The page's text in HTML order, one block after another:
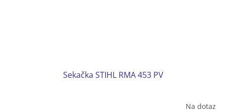
Sekačka STIHL RMA 453 PV
Na dotaz